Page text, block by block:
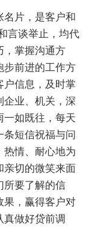
片，是客户和
言谈举止，均代
，掌握沟通方
步前进的工作方
户信息，及时掌
企业、机关，深
一如既往，每天
条短信祝福与问
热情、耐心地为
亲切的微笑来面
所要了解的信
果，赢得客户对
真做好贷前调